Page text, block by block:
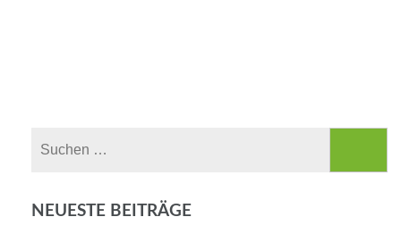
NEUESTE BEITRÄGE